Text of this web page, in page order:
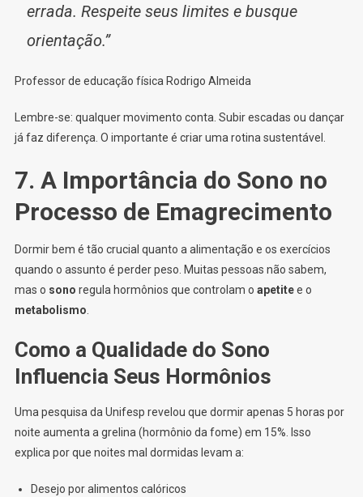
errada. Respeite seus limites e busque
orientação.”
Professor de educação física Rodrigo Almeida
Lembre-se: qualquer movimento conta. Subir escadas ou dançar
já faz diferença. O importante é criar uma rotina sustentável.
7. A Importância do Sono no
Processo de Emagrecimento
Dormir bem é tão crucial quanto a alimentação e os exercícios
quando o assunto é perder peso. Muitas pessoas não sabem,
mas o sono regula hormônios que controlam o apetitee o
metabolismo.
Como a Qualidade do Sono
Influencia Seus Hormônios
Uma pesquisa da Unifesp revelou que dormir apenas 5 horas por
noite aumenta a grelina (hormônio da fome) em 15%. Isso
explica por que noites mal dormidas levam a:
Desejo por alimentos calóricos